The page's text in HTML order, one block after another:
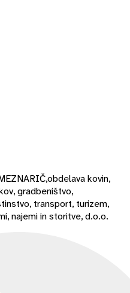
kovin,
gradbeništvo,
transport, turizem,
najemi in storitve, d.o.o.